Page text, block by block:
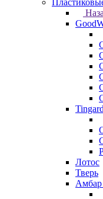
Tingard
Лотос
Тверь
Амбар